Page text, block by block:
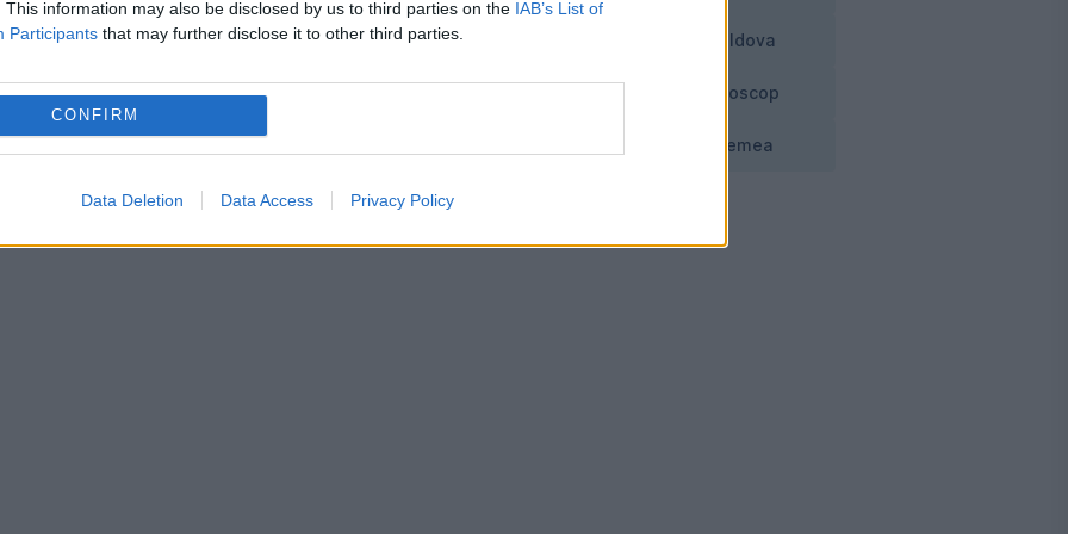
This information may also be disclosed by us to third parties on the IAB’s List of
Participants that may further disclose it to other third parties.
CONFIRM
Data Deletion Data Access Privacy Policy
sunt doi dintre fotbaliștii care au
Moldova
Horoscop
Vremea